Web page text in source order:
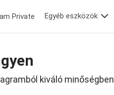
Private Egyéb eszközök
kiváló minőségben